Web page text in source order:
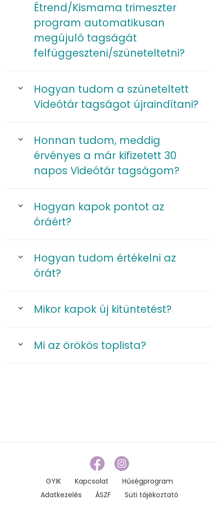
Étrend/Kismama trimeszter
program automatikusan
megújuló tagságát
felfüggeszteni/szüneteltetni?
Hogyan tudom a szüneteltett
Videótár tagságot újraindítani?
Honnan tudom, meddig
érvényes a már kifizetett 30
napos Videótár tagságom?
Hogyan kapok pontot az
óráért?
Hogyan tudom értékelni az
órát?
Mikor kapok új kitüntetést?
Mi az örökös toplista?
GYIK Kapcsolat
Hűségprogram
Adatkezelés
ÁSZF Süti tájékoztató